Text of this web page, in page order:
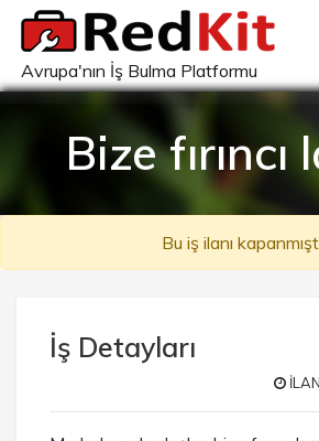
Avrupa'nın İş Bulma Platformu
Bize fırıncı
Bu iş ilanı
İş Detayları